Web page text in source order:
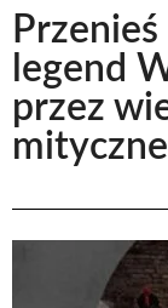
legend
przez